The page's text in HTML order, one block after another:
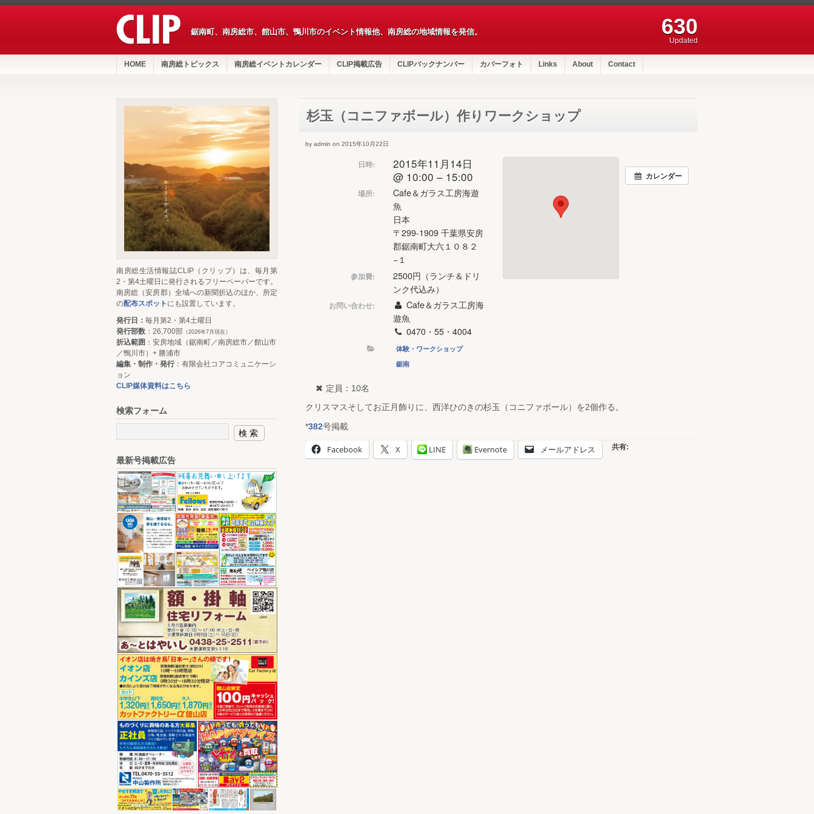
鋸南町、南房総市、館山市、鴨川市のイベント情報他、南房総の地域情報を発信。 630
Updated
HOME 南房総トピックス 南房総イベントカレンダー CLIP掲載広告 CLIPバックナンバー カバーフォト Links About Contact
杉玉（コニファボール）作りワークショップ
by admin on 2015年10月22日
カレンダー
日時:
2015年11月14日
@ 10:00 – 15:00
場所:
Cafe＆ガラス工房海遊
魚
日本
〒299-1909 千葉県安房
郡鋸南町大六１０８２
−１
参加費:
2500円（ランチ＆ドリ
ンク代込み）
お問い合わせ:
Cafe＆ガラス工房海
遊魚
0470・55・4004
体験・ワークショップ
鋸南
定員：10名
クリスマスそしてお正月飾りに、西洋ひのきの杉玉（コニファボール）を2個作る。
*382号掲載
共有:
Facebook X LINE Evernote メールアドレス
南房総生活情報誌CLIP（クリップ）は、毎月第
2・第4土曜日に発行されるフリーペーパーです。
南房総（安房郡）全域への新聞折込のほか、所定
の配布スポット にも設置しています。
発行日： 毎月第2・第4土曜日
発行部数 ：26,700部 （2026年7月現在）
折込範囲 ：安房地域（鋸南町／南房総市／館山市
／鴨川市）+ 勝浦市
編集・制作・発行：有限会社コアコミュニケーシ
ョン
CLIP媒体資料はこちら
検索フォーム
最新号掲載広告